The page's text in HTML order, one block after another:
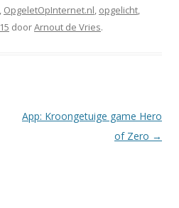
, OpgeletOpInternet.nl, opgelicht,
doorArnout de Vries.
App: Kroongetuige game Hero
of Zero →